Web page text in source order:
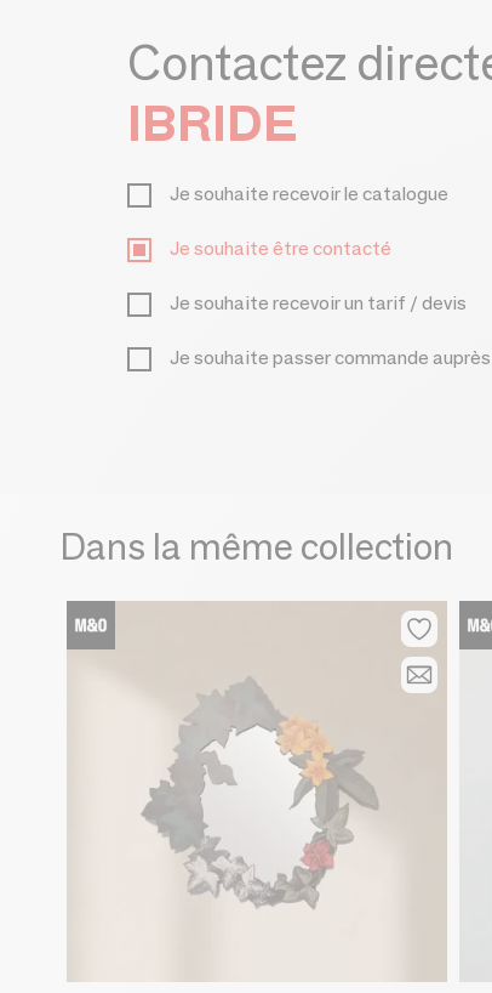
Contactez
IBRIDE
Je souhaite recevoir le catalogue
Je souhaite être contacté
Je souhaite recevoir un tarif / devis
Je souhaite passer commande
Dans la même collection